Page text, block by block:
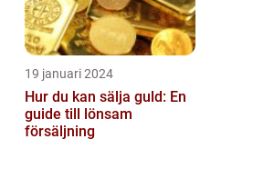
19 januari 2024
Hur du kan sälja guld: En
guide till lönsam
försäljning